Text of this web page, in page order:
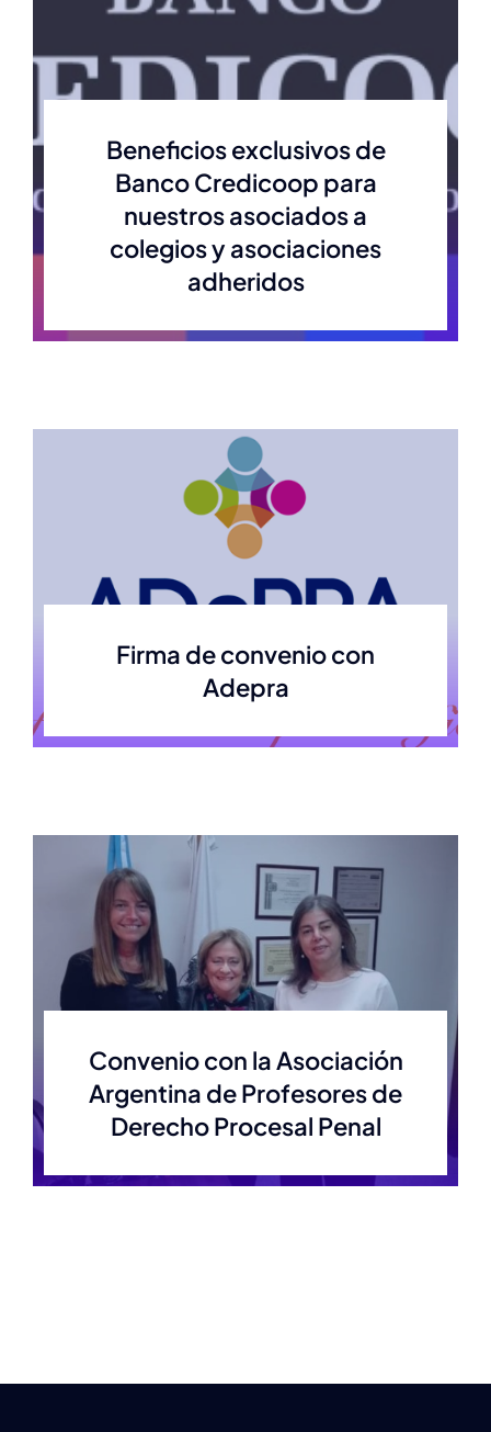
Beneficios exclusivos de
Banco Credicoop para
nuestros asociados a
colegios y asociaciones
adheridos
Firma de convenio con
Adepra
Convenio con la Asociación
Argentina de Profesores de
Derecho Procesal Penal